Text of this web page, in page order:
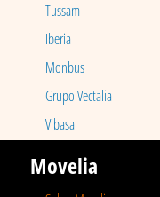
Tussam
Iberia
Monbus
Grupo Vectalia
Vibasa
Movelia